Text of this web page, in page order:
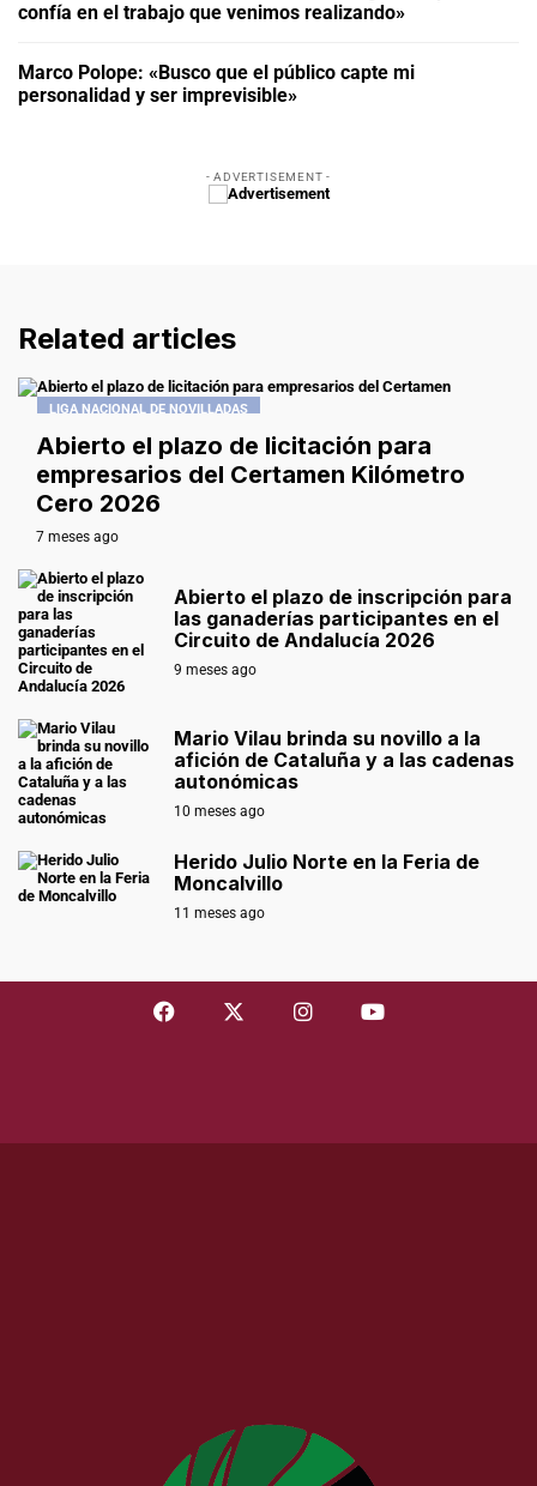
confía en el trabajo que venimos realizando»
Marco Polope: «Busco que el público capte mi
personalidad y ser imprevisible»
- ADVERTISEMENT -
Related articles
LIGA NACIONAL DE NOVILLADAS
Abierto el plazo de licitación para
empresarios del Certamen Kilómetro
Cero 2026
7 meses ago
Abierto el plazo de inscripción para
las ganaderías participantes en el
Circuito de Andalucía 2026
9 meses ago
Mario Vilau brinda su novillo a la
afición de Cataluña y a las cadenas
autonómicas
10 meses ago
Herido Julio Norte en la Feria de
Moncalvillo
11 meses ago